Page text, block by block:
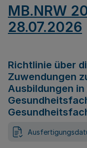
MB.NRW
28.07.2026
Richtlinie über
Zuwendungen
Ausbildungen in